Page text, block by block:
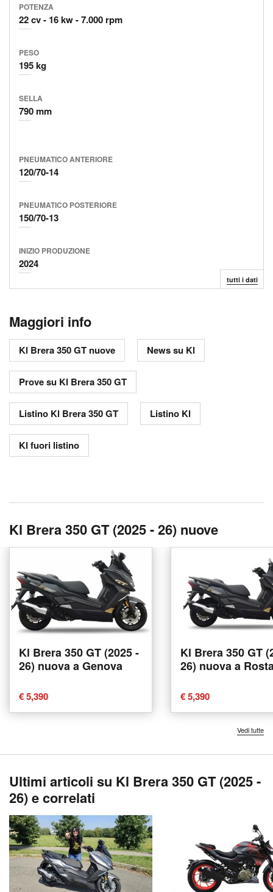
POTENZA
22 cv 16 kw 7.000 rpm
PESO
195 kg
SELLA
790 mm
PNEUMATICO ANTERIORE
120/70-14
PNEUMATICO POSTERIORE
150/70-13
INIZIO PRODUZIONE
2024
tutti i dati
Maggiori info
Kl Brera 350 GT nuove News su Kl
Prove su Kl Brera 350 GT
Listino Kl Brera 350 GT Listino Kl
Kl fuori listino
Kl Brera 350 GT (2025 - 26) nuove
Kl Brera 350 GT (2025 -
26) nuova a Genova
€ 5,390
Kl Brera 350 GT
26) nuova a
€ 5,390
Vedi tutte
Ultimi articoli su Kl Brera 350 GT (2025 -
26) e correlati